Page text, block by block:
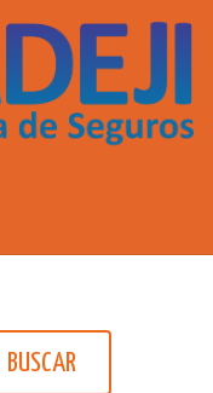
BUSCAR